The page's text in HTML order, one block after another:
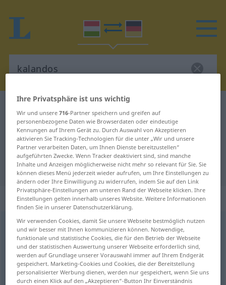
Ungarisch-Deutsch Übersetzung
für "kalandos"
"kalandos" Deutsch Übersetzung
„kalandos“
kalandos <-an >
Übersicht aller Übersetzungen
(Für mehr Details die Übersetzung anklicken/antippen)
abenteuerlich
Ihre Privatsphäre ist uns wichtig
Wir und unsere716-Partner speichern und greifen auf
personenbezogene Daten wie Browserdaten oder eindeutige
Kennungen auf Ihrem Gerät zu. Durch Auswahl von Akzeptieren
aktivieren Sie Tracking-Technologien für die unter „Wir und unsere
Partner verarbeiten Daten, um Ihnen Dienste bereitzustellen“
aufgeführten Zwecke. Wenn Tracker deaktiviert sind, sind manche
Inhalte und Anzeigen möglicherweise nicht mehr so relevant für Sie. Sie
können dieses Menü jederzeit wieder aufrufen, um Ihre Einstellungen zu
ändern oder Ihre Einwilligung zu widerrufen, indem Sie auf den Link
Privatsphäre-Einstellungen am unteren Rand der Webseite klicken. Ihre
Einstellungen gelten innerhalb unseres Website. Weitere Informationen
finden Sie in unserer Datenschutzerklärung.
Wir verwenden Cookies, damit Sie unsere Webseite bestmöglich nutzen
und wir besser mit Ihnen kommunizieren können. Notwendige,
funktionale und statistische Cookies, die für den Betrieb der Webseite
und der statistischen Auswertung unserer Webseite erforderlich sind,
werden auf Grundlage unserer Vorauswahl immer auf Ihrem Endgerät
gespeichert. Marketing-Cookies und Cookies, die der Bereitstellung
personalisierter Werbung dienen, werden nur gespeichert, wenn Sie uns
durch einen Klick auf den „Akzeptieren“-Button Ihr Einverständnis